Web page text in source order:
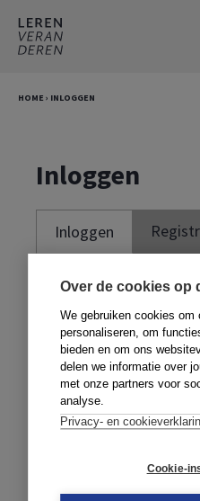
Over de cookies op
We gebruiken cookies
personaliseren, om
bieden en om ons
delen we informatie over
met onze partners voor
analyse.
Privacy- en
Cookie-
naar
naar
HOME› INLOGGEN
Inloggen
Inloggen
Je moet ingelogd
kunnen gebruiken.
moet je je
je boek. Heb je geen